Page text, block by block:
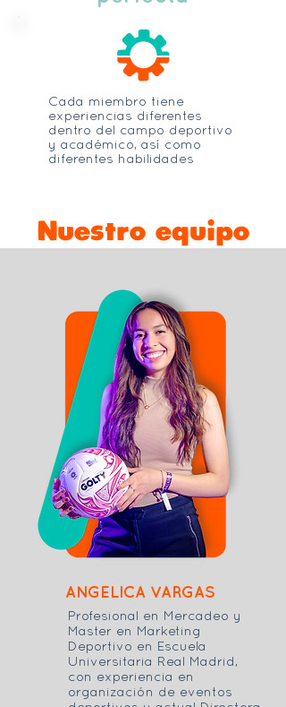
Cada miembro tiene
experiencias diferentes
dentro del campo deportivo
y académico, así como
diferentes habilidades
Nuestro equipo
ANGELICA VARGAS
Profesional en Mercadeo y
Master en Marketing
Deportivo en Escuela
Universitaria Real Madrid,
con experiencia en
organización de eventos